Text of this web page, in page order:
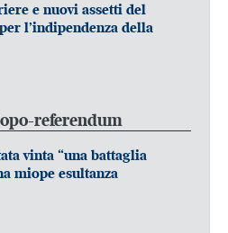
e nuovi assetti del
l’indipendenza della
referendum
vinta “una battaglia
miope esultanza